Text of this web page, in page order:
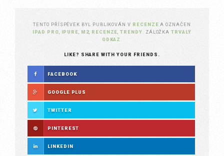
TENTO PŘÍSPĚVEK BYL PUBLIKOVÁN V RECENZE A OZNAČEN
IPAD PRO
IPURE M2, RECENZE ,TRENDY . ZÁLOŽKATRVALÝ
ODKAZ
LIKE? SHARE WITH YOUR FRIENDS.
FACEBOOK
GOOGLE PLUS
TWITTER
PINTEREST
LINKEDIN